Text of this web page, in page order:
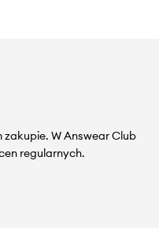
zakupie. W Answear Club
regularnych.